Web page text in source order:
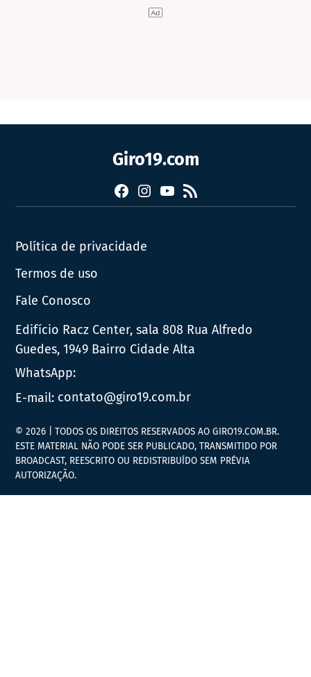
Giro19.com
FacebookInstagram
YouTube
RSS
Política de privacidade
Termos de uso
Fale Conosco
Edifício Racz Center, sala 808 Rua Alfredo
Guedes, 1949 Bairro Cidade Alta
WhatsApp:
E-mail: contato@giro19.com.br
© 2026 | TODOS OS DIREITOS RESERVADOS AO GIRO19.COM.BR.
ESTE MATERIAL NÃO PODE SER PUBLICADO, TRANSMITIDO POR
BROADCAST, REESCRITO OU REDISTRIBUÍDO SEM PRÉVIA
AUTORIZAÇÃO.